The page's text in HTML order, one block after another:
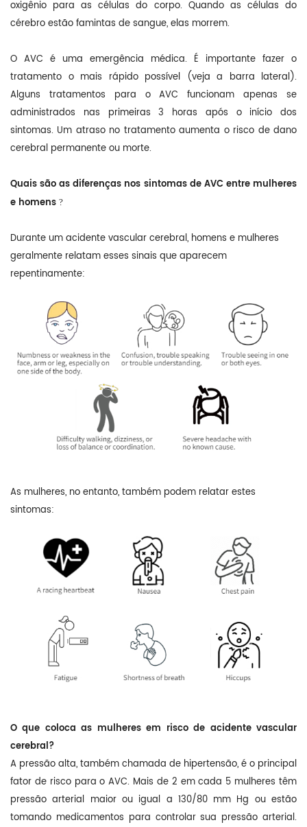
oxigênio para as células do corpo. Quando as células do
cérebro estão famintas de sangue, elas morrem.
O AVC é uma emergência médica. É importante fazer o
tratamento o mais rápido possível (veja a barra lateral).
Alguns tratamentos para o AVC funcionam apenas se
administrados nas primeiras 3 horas após o início dos
sintomas. Um atraso no tratamento aumenta o risco de dano
cerebral permanente ou morte.
Quais são as diferenças nos sintomas de AVC entre mulheres
e homens ?
Durante um acidente vascular cerebral, homens e mulheres
geralmente relatam esses sinais que aparecem
repentinamente:
As mulheres, no entanto, também podem relatar estes
sintomas:
O que coloca as mulheres em risco de acidente vascular
cerebral?
A pressão alta, também chamada de hipertensão, é o principal
fator de risco para o AVC. Mais de 2 em cada 5 mulheres têm
pressão arterial maior ou igual a 130/80 mm Hg ou estão
tomando medicamentos para controlar sua pressão arterial.